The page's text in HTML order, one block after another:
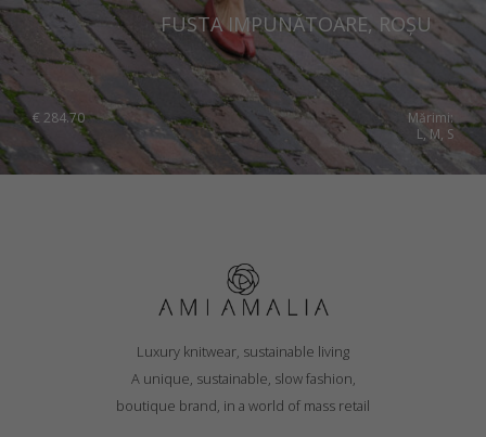
FUSTA IMPUNĂTOARE, ROȘU
€ 284.70
Mărimi:
L, M, S
Luxury knitwear, sustainable living
A unique, sustainable, slow fashion,
boutique brand, in a world of mass retail